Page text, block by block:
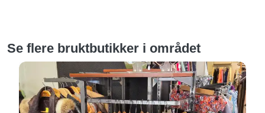
Se flere bruktbutikker i området